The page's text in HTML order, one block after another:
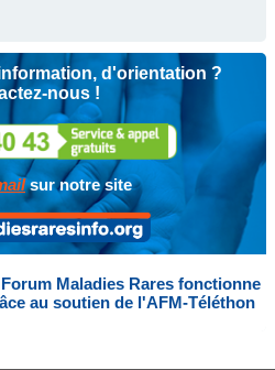
d'orientation ?
nous !
sur notre site
Maladies Rares fonctionne
au soutien de l'AFM-Téléthon